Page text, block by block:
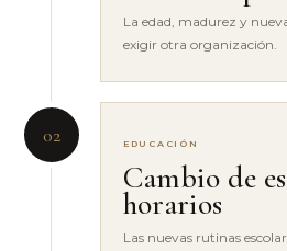
La edad, madurez y
exigir otra organización.
02 EDUCACIÓN
Cambio de
horarios
Las nuevas rutinas